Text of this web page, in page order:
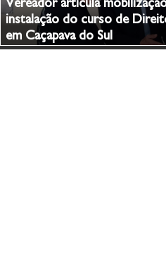
Vereador articula
instalação do curso de
em Caçapava do Sul